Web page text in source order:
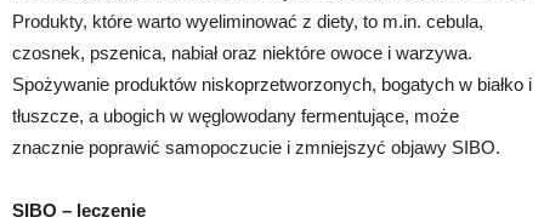
Produkty, które warto wyeliminować z diety, to m.in. cebula,
czosnek, pszenica, nabiał oraz niektóre owoce i warzywa.
Spożywanie produktów niskoprzetworzonych, bogatych w białko i
tłuszcze, a ubogich w węglowodany fermentujące, może
znacznie poprawić samopoczucie i zmniejszyć objawy SIBO.
SIBO – leczenie